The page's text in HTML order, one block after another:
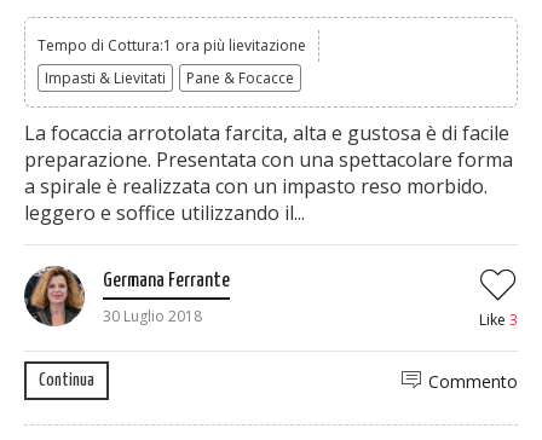
Tempo di Cottura:1 ora più lievitazione
Impasti & Lievitati
Pane & Focacce
La focaccia arrotolata farcita, alta e gustosa è di facile
preparazione. Presentata con una spettacolare forma
a spirale è realizzata con un impasto reso morbido.
leggero e soffice utilizzando il...
Germana Ferrante
30 Luglio 2018
Like 3
Continua Commento